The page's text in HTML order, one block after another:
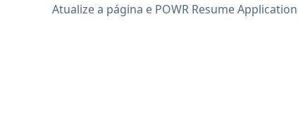
Atualize a página e POWR Resume